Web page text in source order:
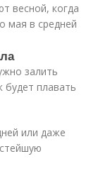
весной, когда
мая в средней
залить
будет плавать
или даже